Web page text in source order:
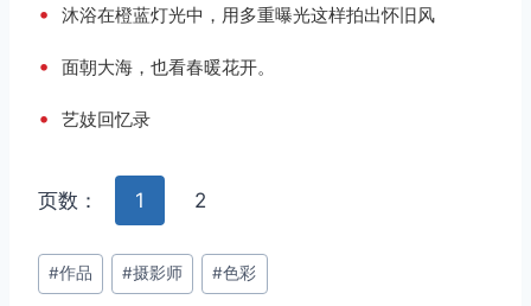
• 沐浴在橙蓝灯光中，用多重曝光这样拍出怀旧风
• 面朝大海，也看春暖花开。
• 艺妓回忆录
页数： 1 2
文
章
#作品 #摄影师 #色彩